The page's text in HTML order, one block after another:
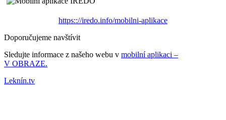
https:://iredo.info/mobilni-aplikace
Doporučujeme navštívit
Sledujte informace z našeho webu v mobilní aplikaci –
V OBRAZE.
Leknín.tv